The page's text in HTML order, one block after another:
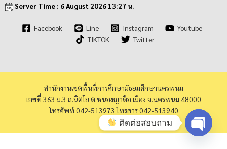
Server Time : 6 August 2026 13:27 น.
Facebook Line Instagram
Youtube
TIKTOK
Twitter
สำนักงานเขตพื้นที่การศึกษามัธยมศึกษานครพนม
เลขที่ 363 ม.3 ถ.นิตโย ต.หนองญาติอ.เมือง จ.นครพนม 48000
โทรศัพท์ 042-513973 โทรสาร 042-513940
ติดต่อสอบถาม
Open